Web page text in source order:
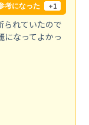
考になった +1
られていたので
になってよかっ